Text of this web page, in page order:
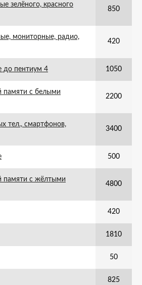
зелёного, красного
850
мониторные, радио,
420
до пентиум 4 1050
памяти с белыми
2200
тел., смартфонов,
3400
500
памяти с жёлтыми
4800
420
1810
50
825